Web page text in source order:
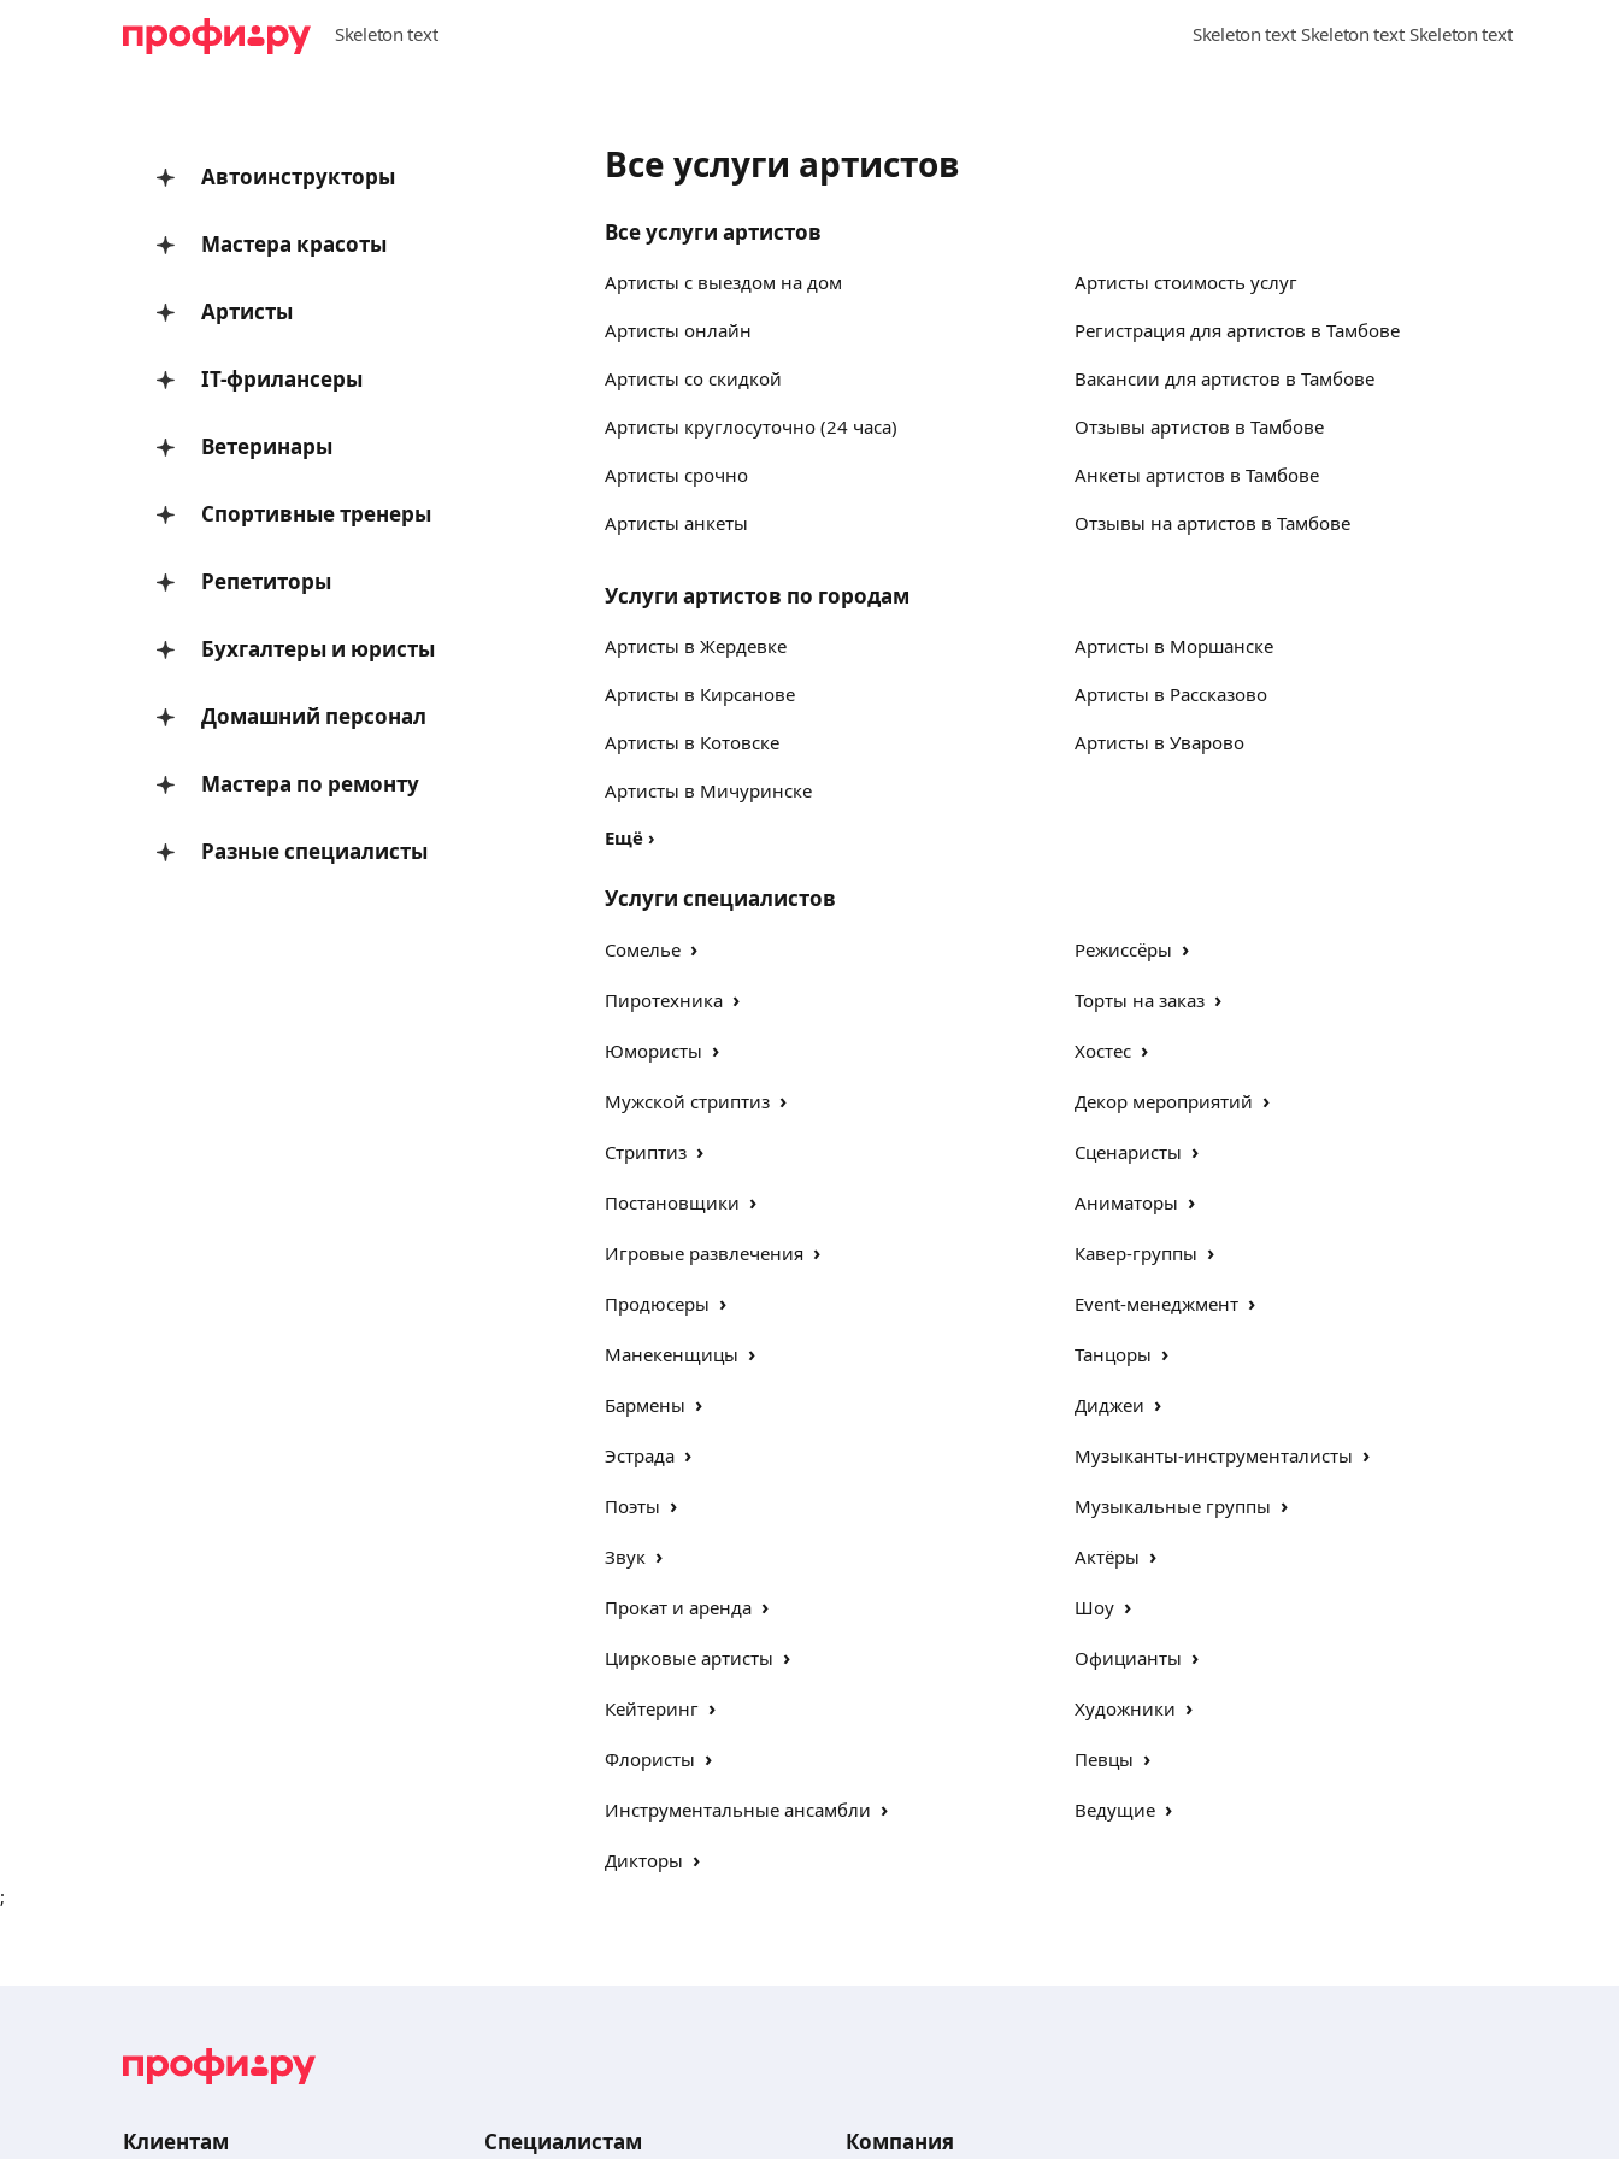
Автоинструкторы
Мастера красоты
Артисты
IT-фрилансеры
Ветеринары
Спортивные тренеры
Репетиторы
Бухгалтеры и юристы
Домашний персонал
Мастера по ремонту
Разные специалисты
Все услуги артистов
Все услуги артистов
Артисты с выездом на дом
Артисты онлайн
Артисты со скидкой
Артисты круглосуточно (24 часа)
Артисты срочно
Артисты анкеты
Артисты стоимость услуг
Регистрация для артистов в Тамбове
Вакансии для артистов в Тамбове
Отзывы артистов в Тамбове
Анкеты артистов в Тамбове
Отзывы на артистов в Тамбове
Услуги артистов по городам
Артисты в Жердевке
Артисты в Кирсанове
Артисты в Котовске
Артисты в Мичуринске
Артисты в Моршанске
Артисты в Рассказово
Артисты в Уварово
Ещё›
Услуги специалистов
Сомелье ›
Пиротехника ›
Юмористы ›
Мужской стриптиз ›
Стриптиз ›
Постановщики ›
Игровые развлечения ›
Продюсеры ›
Манекенщицы ›
Бармены ›
Эстрада ›
Поэты ›
Звук ›
Прокат и аренда ›
Цирковые артисты ›
Кейтеринг ›
Флористы ›
Инструментальные ансамбли ›
Дикторы ›
Режиссёры ›
Торты на заказ ›
Хостес ›
Декор мероприятий ›
Сценаристы ›
Аниматоры ›
Кавер-группы ›
Event-менеджмент ›
Танцоры ›
Диджеи ›
Музыканты-инструменталисты ›
Музыкальные группы ›
Актёры ›
Шоу ›
Официанты ›
Художники ›
Певцы ›
Ведущие ›
;
Клиентам Специалистам Компания